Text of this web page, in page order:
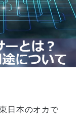
日本のオカで